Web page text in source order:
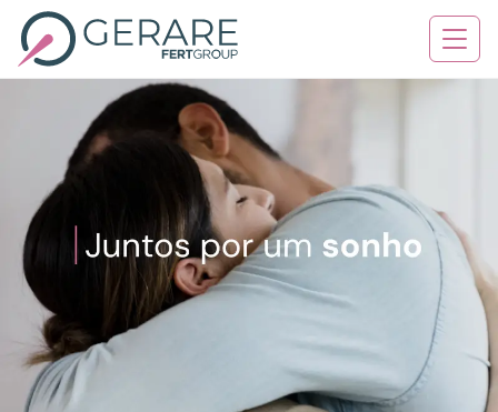
Quem Somos
Tratamentos
Serviços
Contato
Blog